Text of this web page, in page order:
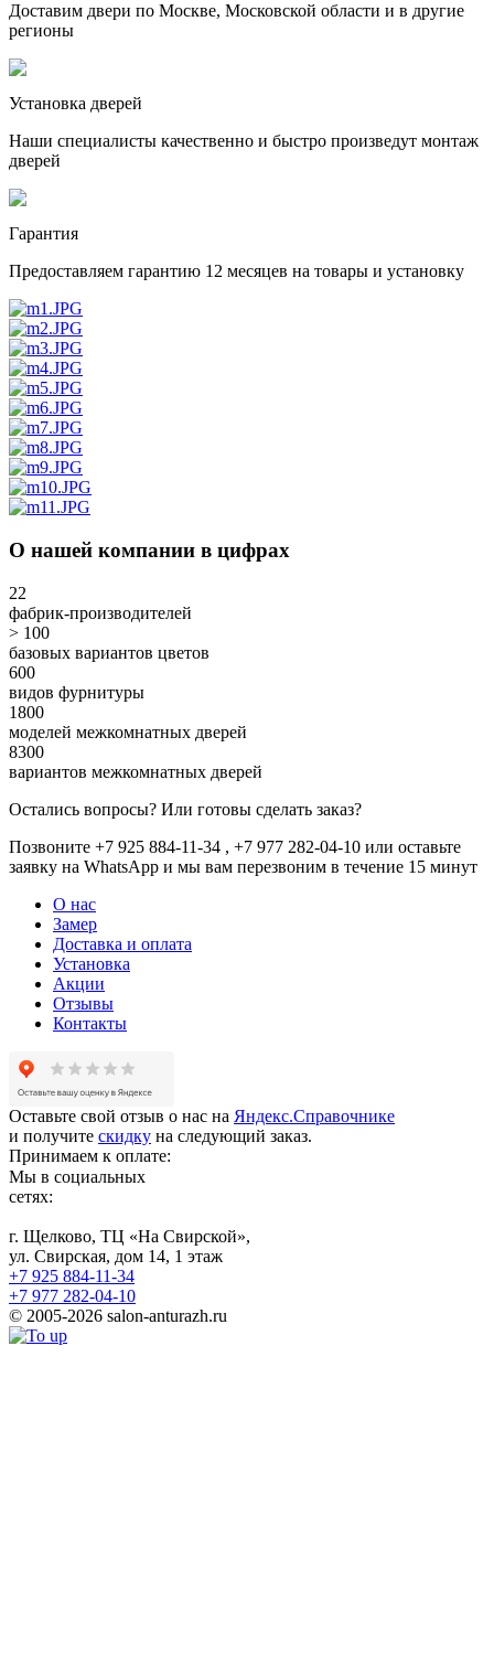
Доставим двери по Москве, Московской области и в другие
регионы
Установка дверей
Наши специалисты качественно и быстро произведут монтаж
дверей
Гарантия
Предоставляем гарантию 12 месяцев на товары и установку
О нашей компании в цифрах
22
фабрик-производителей
> 100
базовых вариантов цветов
600
видов фурнитуры
1800
моделей межкомнатных дверей
8300
вариантов межкомнатных дверей
Остались вопросы? Или готовы сделать заказ?
Позвоните +7 925 884-11-34 , +7 977 282-04-10 или оставьте
заявку на WhatsApp и мы вам перезвоним в течение 15 минут
О нас
Замер
Доставка и оплата
Установка
Акции
Отзывы
Контакты
Оставьте свой отзыв о нас на Яндекс.Справочнике
и получите скидку на следующий заказ.
Принимаем к оплате:
Мы в социальных
сетях:
г. Щелково, ТЦ «На Свирской»,
ул. Свирская, дом 14, 1 этаж
+7 925 884-11-34
+7 977 282-04-10
© 2005-2026 salon-anturazh.ru